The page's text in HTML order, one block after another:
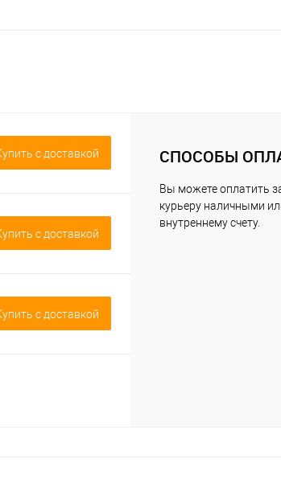
c доставкой
c доставкой
c доставкой
СПОСОБЫ
Вы можете оплатить
курьеру наличными
внутреннему счету.